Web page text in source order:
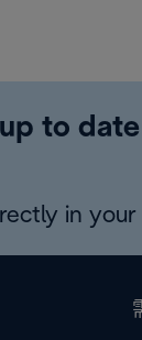
to date
in your